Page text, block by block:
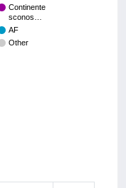
Continente
sconos…
AF
Other